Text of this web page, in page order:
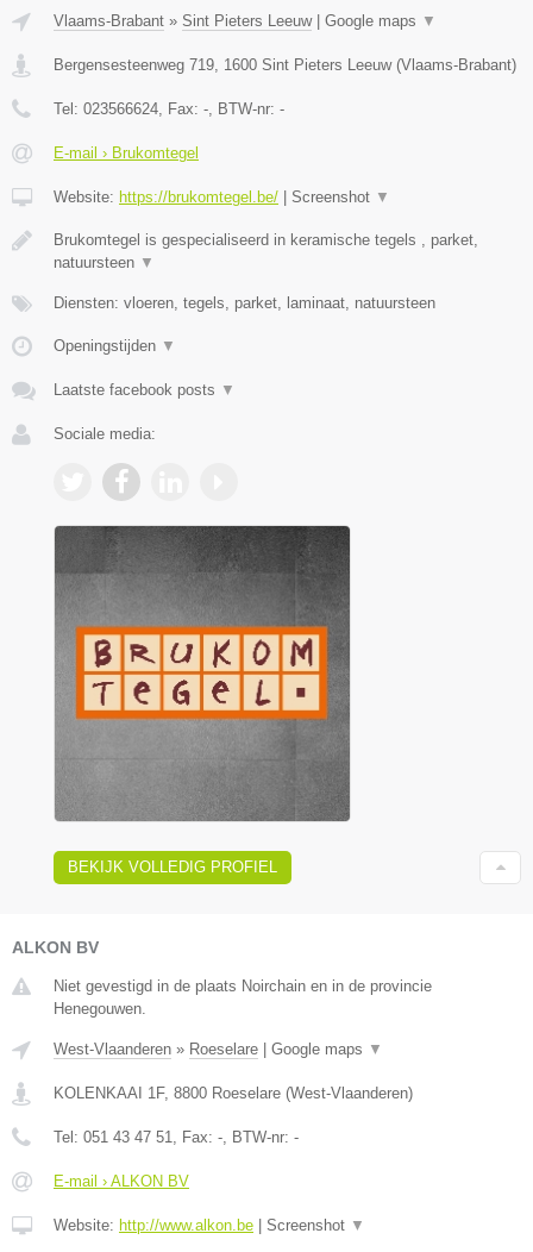
Vlaams-Brabant » Sint Pieters Leeuw| Google maps ▼
Bergensesteenweg 719, 1600 Sint Pieters Leeuw(Vlaams-Brabant)
Tel: 023566624, Fax: -, BTW-nr: -
E-mail › Brukomtegel
Website: https://brukomtegel.be/ Screenshot ▼
Brukomtegel is gespecialiseerd in keramische tegels , parket,
natuursteen ▼
Diensten: vloeren, tegels, parket, laminaat, natuursteen
Openingstijden ▼
Laatste facebook posts ▼
Sociale media:
BEKIJK VOLLEDIG PROFIEL
ALKON BV
Niet gevestigd in de plaats Noirchain en in de provincie
Henegouwen.
West-Vlaanderen » Roeselare Google maps ▼
KOLENKAAI 1F, 8800 Roeselare (West-Vlaanderen)
Tel: 051 43 47 51, Fax: -, BTW-nr: -
E-mail › ALKON BV
Website: http://www.alkon.be Screenshot ▼